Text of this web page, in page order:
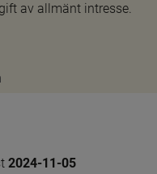
av allmänt intresse.
2024-11-05